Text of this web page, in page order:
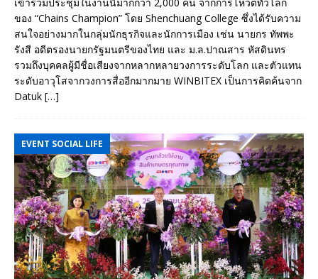
ของ “Chains Champion” โดย Shenchuang College ซึ่งได้รับความ
สนใจอย่างมากในกลุ่มนักธุรกิจและนักการเมือง เช่น นายกร ทัพพะ
รังสี อดีตรองนายกรัฐมนตรีของไทย และ ม.ล.ปาณสาร หัสดินทร
รวมถึงบุคคลผู้มีชื่อเสียงจากหลากหลายวงการระดับโลก และตัวแทน
ระดับอาวุโสจากวงการสื่ออีกมากมาย WINBITEX เป็นการคิดค้นจาก
Datuk […]
EVENT SOCIAL LIFE